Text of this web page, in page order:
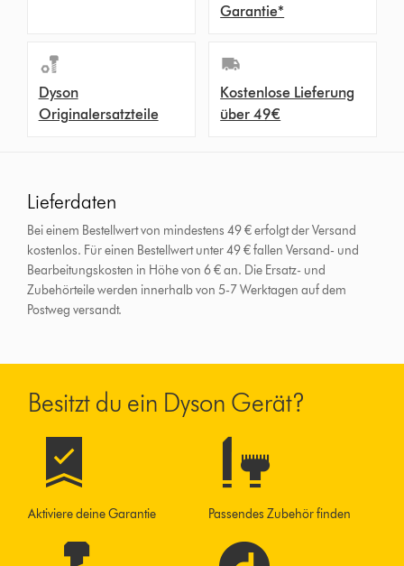
Garantie*
Dyson
Originalersatzteile
Kostenlose Lieferung
über 49€
Lieferdaten
Bei einem Bestellwert von mindestens 49 € erfolgt der Versand
kostenlos. Für einen Bestellwert unter 49 € fallen Versand- und
Bearbeitungskosten in Höhe von 6 € an. Die Ersatz- und
Zubehörteile werden innerhalb von 5-7 Werktagen auf dem
Postweg versandt.
Besitzt du ein Dyson Gerät?
Aktiviere deine Garantie Passendes Zubehör finden